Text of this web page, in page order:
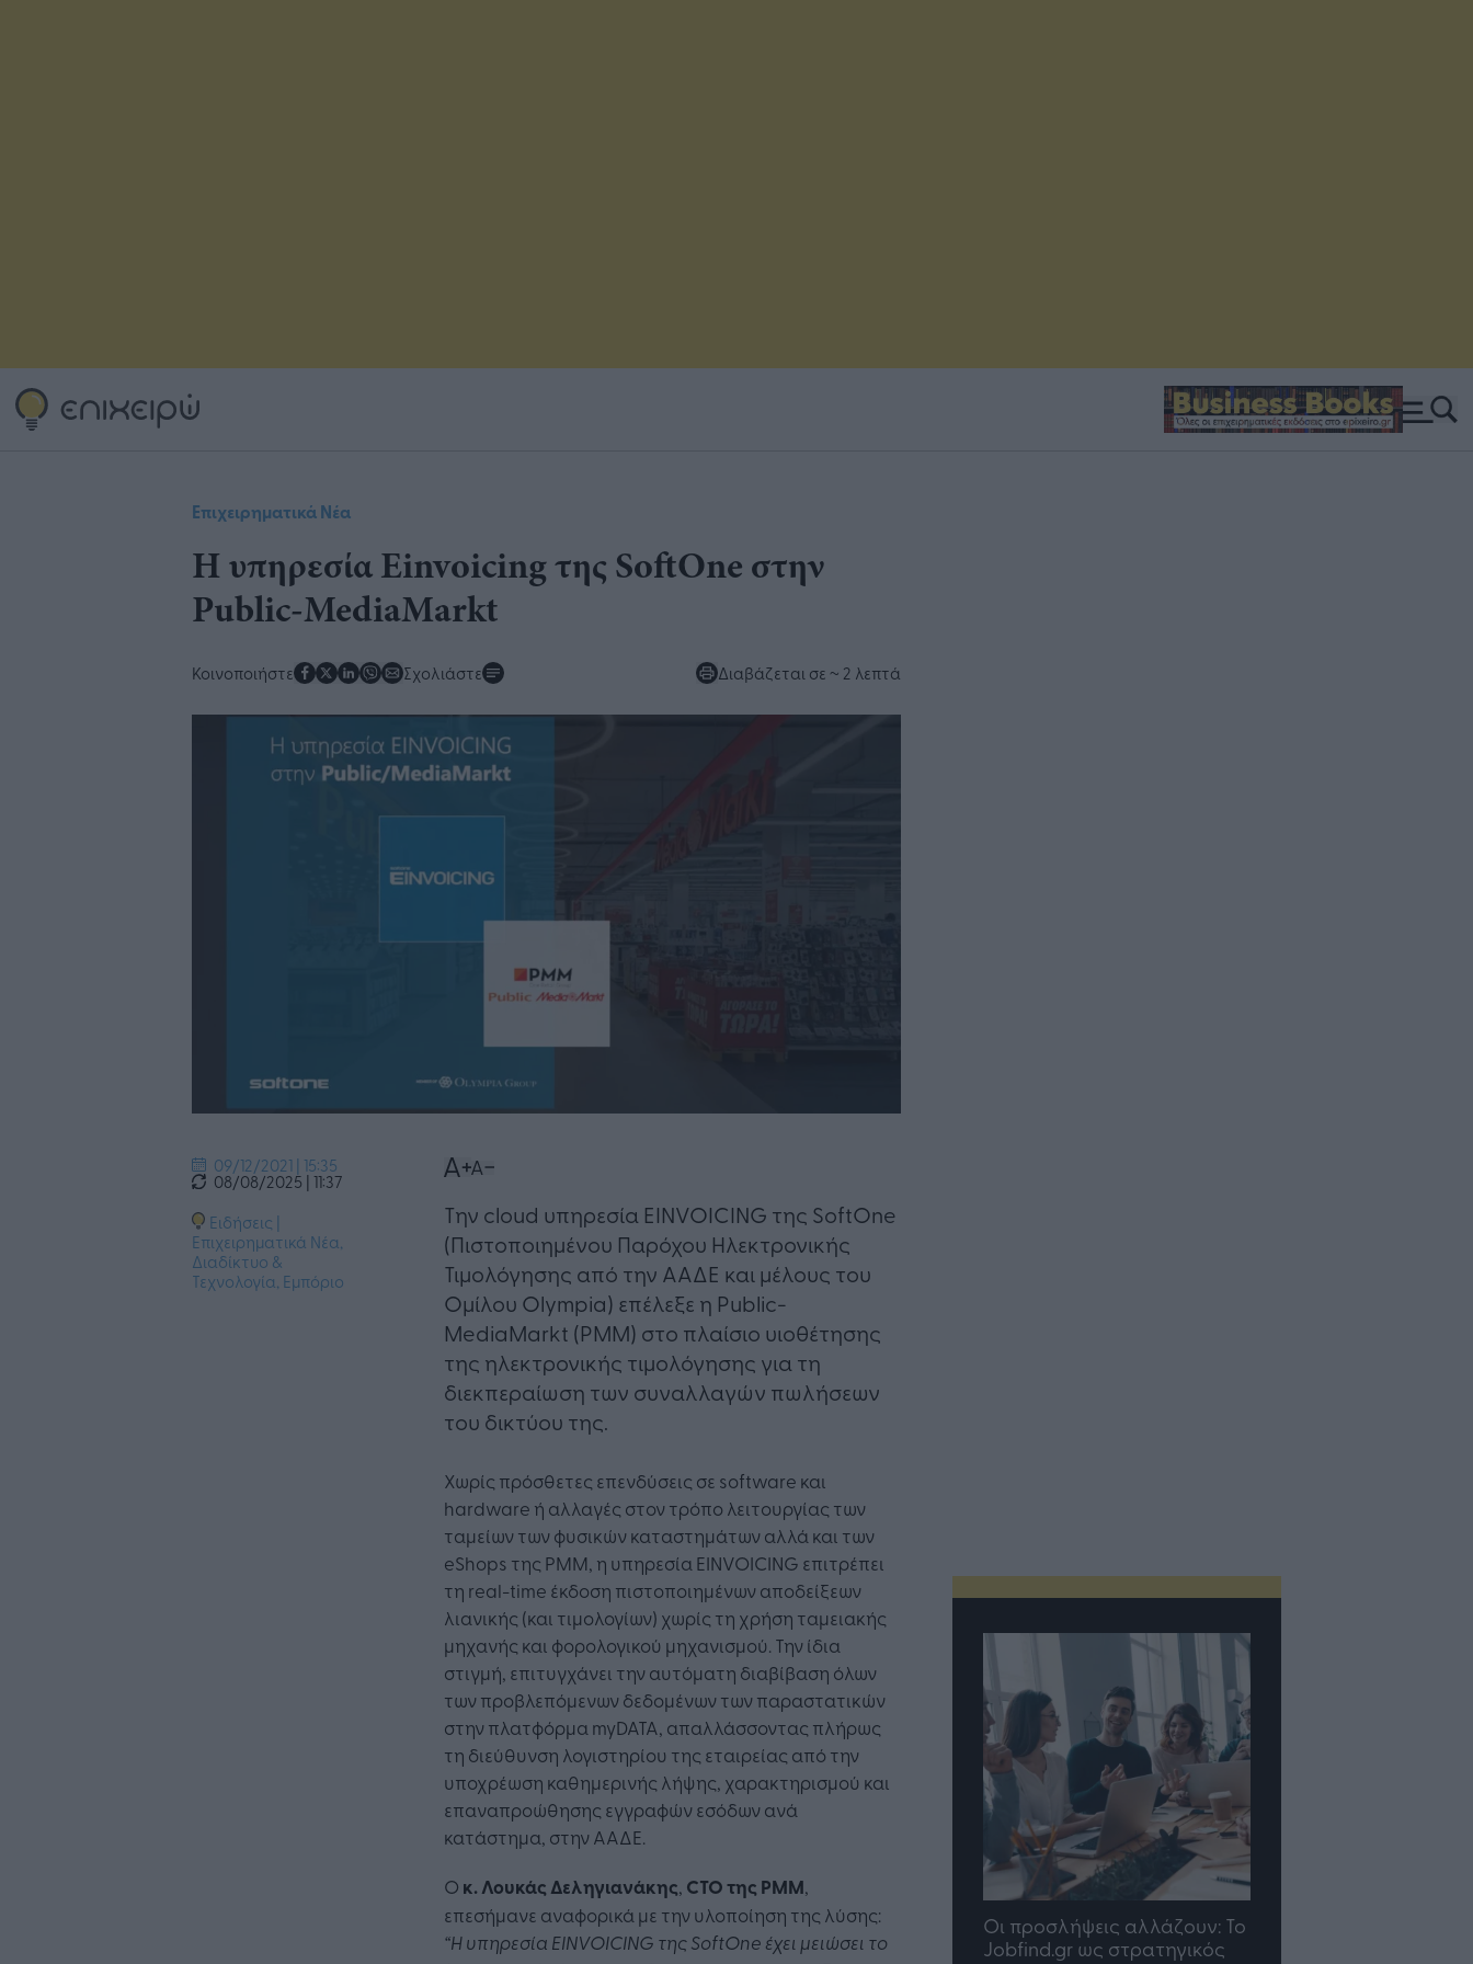
Επιχειρηματικά Νέα
Η υπηρεσία Einvoicing της SoftOne στην
Public-MediaMarkt
Κοινοποιήστε Σχολιάστε Διαβάζεται σε ~ 2 λεπτά
09/12/2021 | 15:35
08/08/2025 | 11:37
Ειδήσεις |
Επιχειρηματικά Νέα,
Διαδίκτυο &
Τεχνολογία, Εμπόριο
Την cloud υπηρεσία EINVOICING της SoftOne
(Πιστοποιημένου Παρόχου Ηλεκτρονικής
Τιμολόγησης από την ΑΑΔΕ και μέλους του
Ομίλου Olympia) επέλεξε η Public-
MediaMarkt (PMM) στο πλαίσιο υιοθέτησης
της ηλεκτρονικής τιμολόγησης για τη
διεκπεραίωση των συναλλαγών πωλήσεων
του δικτύου της.
Χωρίς πρόσθετες επενδύσεις σε software και
hardware ή αλλαγές στον τρόπο λειτουργίας των
ταμείων των φυσικών καταστημάτων αλλά και των
eShops της PMM, η υπηρεσία EINVOICING επιτρέπει
τη real-time έκδοση πιστοποιημένων αποδείξεων
λιανικής (και τιμολογίων) χωρίς τη χρήση ταμειακής
μηχανής και φορολογικού μηχανισμού. Την ίδια
στιγμή, επιτυγχάνει την αυτόματη διαβίβαση όλων
των προβλεπόμενων δεδομένων των παραστατικών
στην πλατφόρμα myDATA, απαλλάσσοντας πλήρως
τη διεύθυνση λογιστηρίου της εταιρείας από την
υποχρέωση καθημερινής λήψης, χαρακτηρισμού και
επαναπροώθησης εγγραφών εσόδων ανά
κατάστημα, στην ΑΑΔΕ.
Ο κ. Λουκάς Δεληγιανάκης, CTOτης PMM,
επεσήμανε αναφορικά με την υλοποίηση της λύσης:
“Η υπηρεσία EINVOICING τηςSoftOne έχει μειώσει το
Η Τεχνητή Νοημοσύνη: το νέο
λειτουργικό σύστημα της
Οι προσλήψεις αλλάζουν: To
Jobfind.gr ως στρατηγικός
TP Greece: Πώς
διαμορφώνεται το μέλλον